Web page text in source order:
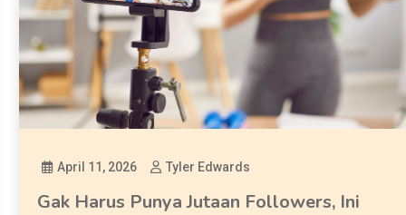
April 11, 2026 Tyler Edwards
Gak Harus Punya Jutaan Followers, Ini